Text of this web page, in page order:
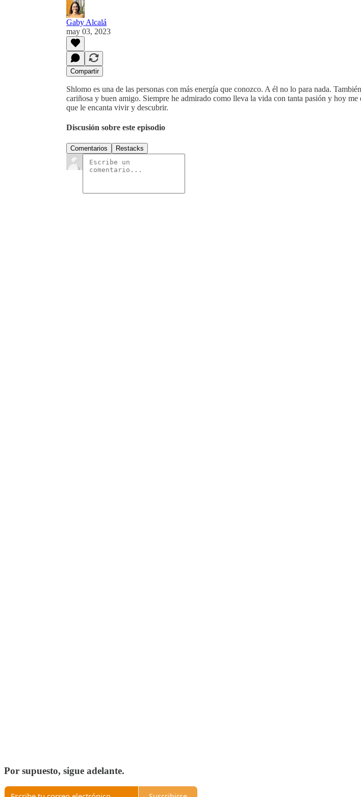
Gaby Alcalá
may 03, 2023
Compartir
Shlomo es una de las personas con más energía que conozco. A él no lo para nada.
cariñosa y buen amigo. Siempre he admirado como lleva la vida con tanta pasión y hoy me
que le encanta vivir y descubrir.
Discusión sobre este episodio
Comentarios Restacks
Por supuesto, sigue adelante.